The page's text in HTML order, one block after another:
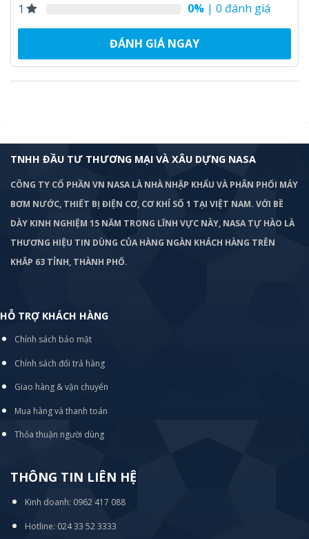
1
0% | 0 đánh giá
ĐÁNH GIÁ NGAY
TNHH ĐẦU TƯ THƯƠNG MẠI VÀ XÂU DỰNG NASA
CÔNG TY CỔ PHẦN VN NASA LÀ NHÀ NHẬP KHẨU VÀ PHÂN PHỐI MÁY
BƠM NƯỚC, THIẾT BỊ ĐIỆN CƠ, CƠ KHÍ SỐ 1 TẠI VIỆT NAM. VỚI BỀ
DÀY KINH NGHIỆM 15 NĂM TRONG LĨNH VỰC NÀY, NASA TỰ HÀO LÀ
THƯƠNG HIỆU TIN DÙNG CỦA HÀNG NGÀN KHÁCH HÀNG TRÊN
KHẮP 63 TỈNH, THÀNH PHỐ.
HỖ TRỢ KHÁCH HÀNG
Chính sách bảo mật
Chính sách đổi trả hàng
Giao hàng & vận chuyển
Mua hàng và thanh toán
Thỏa thuận người dùng
THÔNG TIN LIÊN HỆ
Kinh doanh: 0962 417 088
Hotline: 024 33 52 3333